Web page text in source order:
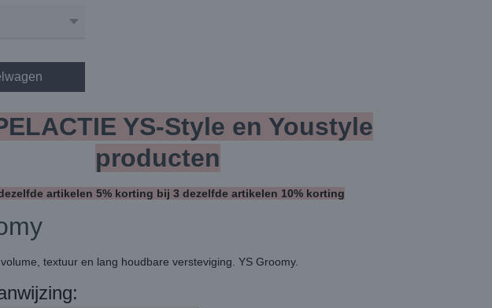
YS-Style en Youstyle
producten
artikelen 5% korting bij 3 dezelfde artikelen 10% korting
textuur en lang houdbare versteviging. YS Groomy.